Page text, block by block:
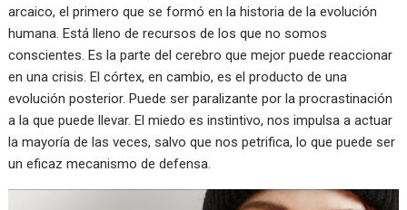
arcaico, el primero que se formó en la historia de la evolución
humana. Está lleno de recursos de los que no somos
conscientes. Es la parte del cerebro que mejor puede reaccionar
en una crisis. El córtex, en cambio, es el producto de una
evolución posterior. Puede ser paralizante por la procrastinación
a la que puede llevar. El miedo es instintivo, nos impulsa a actuar
la mayoría de las veces, salvo que nos petrifica, lo que puede ser
un eficaz mecanismo de defensa.